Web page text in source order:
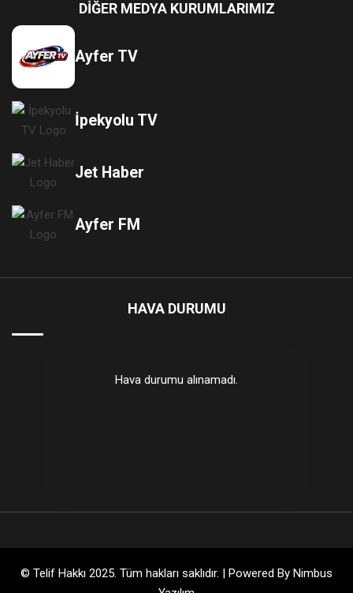
DIĞER MEDYA KURUMLARIMIZ
Ayfer TV
İpekyolu TV
Jet Haber
Ayfer FM
HAVA DURUMU
Hava durumu alınamadı.
© Telif Hakkı 2025. Tüm hakları saklıdır. | Powered By Nimbus